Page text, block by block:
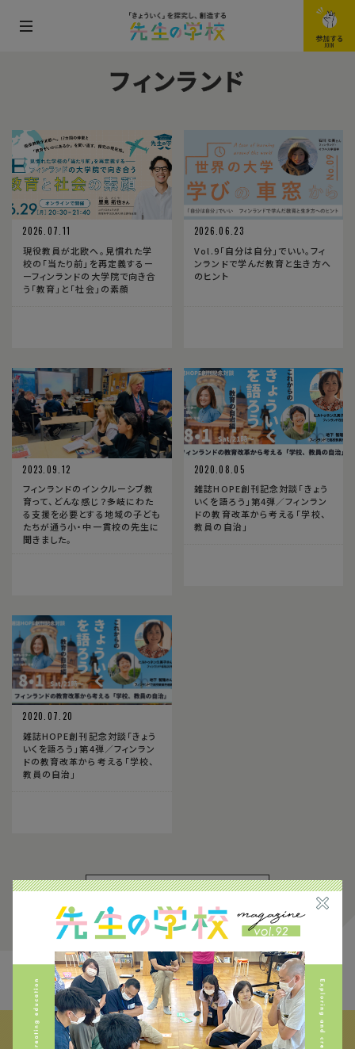
メ
開
閉
す
る
参加する
JOIN
フィンランド
2026.07.11
現役教員が北欧へ。見慣れた学
校の「当たり前」を再定義するー
ーフィンランドの大学院で向き合
う「教育」と「社会」の素顔
2026.06.23
Vol.9「自分は自分」でいい。フィ
ンランドで学んだ教育と生き方へ
のヒント
2023.09.12
フィンランドのインクルーシブ教
育って、どんな感じ？多岐にわた
る支援を必要とする地域の子ども
たちが通う小・中一貫校の先生に
聞きました。
2020.08.05
雑誌HOPE創刊記念対談「きょう
いくを語ろう」第4弾／フィンラン
ドの教育改革から考える「学校、
教員の自治」
2020.07.20
雑誌HOPE創刊記念対談「きょう
いくを語ろう」第4弾／フィンラン
ドの教育改革から考える「学校、
教員の自治」
1
FIND THE CONTENTS